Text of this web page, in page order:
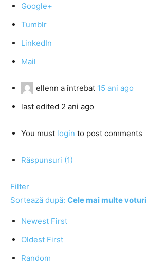
Google+
Tumblr
LinkedIn
Mail
ellenn a întrebat 15 ani ago
last edited 2 ani ago
You must login to post comments
Răspunsuri (1)
Filter
Sortează după: Cele mai multe voturi
Newest First
Oldest First
Random